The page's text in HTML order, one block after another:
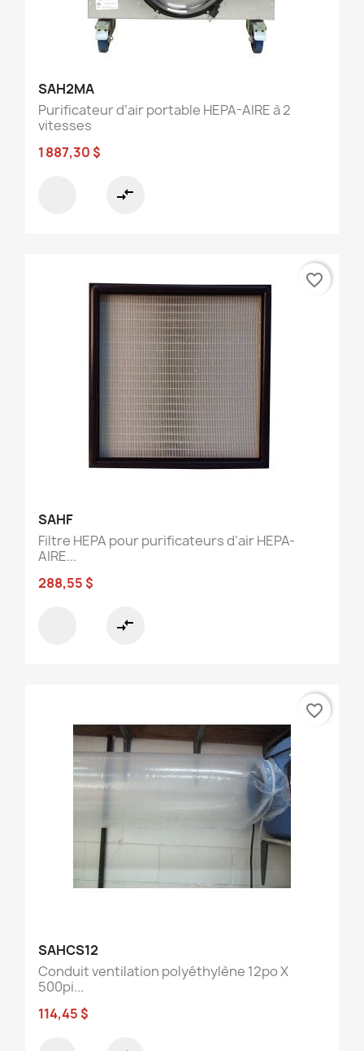
SAH2MA
Purificateur d’air portable HEPA-AIRE à 2
vitesses
1 887,30 $
compare_arrows
SAHF
Filtre HEPA pour purificateurs d’air HEPA-
AIRE...
288,55 $
compare_arrows
favorite_border
SAHCS12
Conduit ventilation polyéthylène 12po X
500pi...
114,45 $
favorite_border